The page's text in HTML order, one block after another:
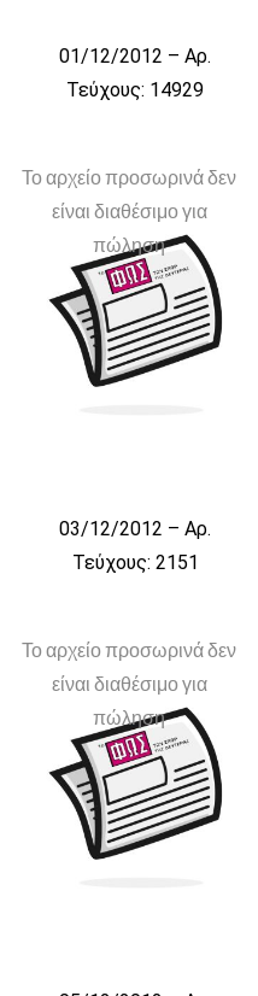
01/12/2012 – Αρ.
Τεύχους: 14929
Το αρχείο προσωρινά δεν
είναι διαθέσιμο για
πώληση
03/12/2012 – Αρ.
Τεύχους: 2151
Το αρχείο προσωρινά δεν
είναι διαθέσιμο για
πώληση